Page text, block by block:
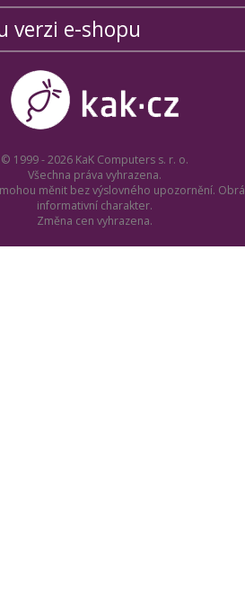
verzi e-shopu
© 1999 - 2026 KaK Computers s. r. o.
Všechna práva vyhrazena.
měnit bez výslovného upozornění.
informativní charakter.
Změna cen vyhrazena.